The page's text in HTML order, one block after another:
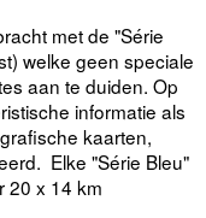
met de "Série
welke geen speciale
aan te duiden. Op
informatie als
kaarten,
Elke "Série Bleu"
20 x 14 km